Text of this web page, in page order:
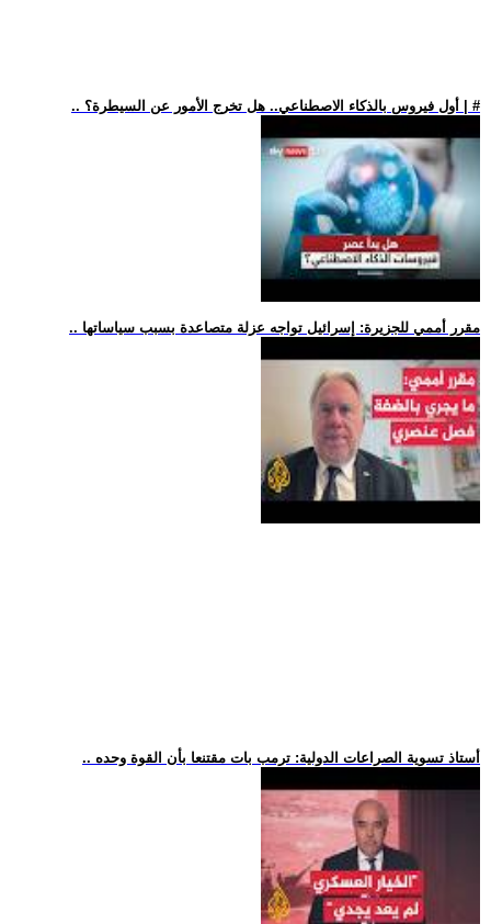
.. أول فيروس بالذكاء الاصطناعي.. هل تخرج الأمور عن السيطرة؟ | #
.. مقرر أممي للجزيرة: إسرائيل تواجه عزلة متصاعدة بسبب سياساتها
.. أستاذ تسوية الصراعات الدولية: ترمب بات مقتنعا بأن القوة وحده